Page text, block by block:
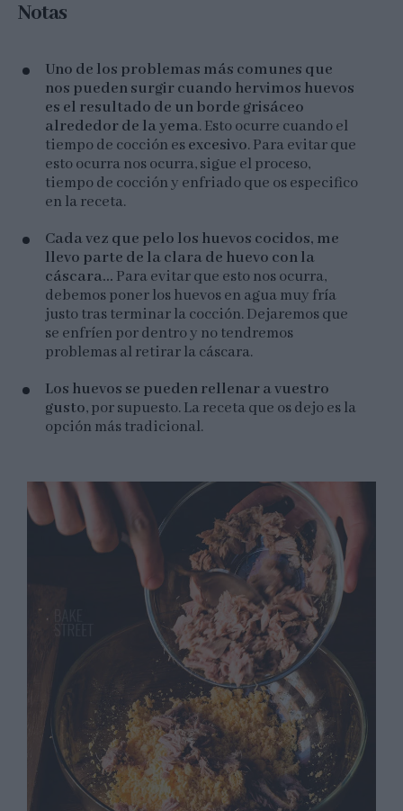
Notas
Uno de los problemas más comunes que
nos pueden surgir cuando hervimos huevos
es el resultado de un borde grisáceo
alrededor de la yema. Esto ocurre cuando el
tiempo de cocción esexcesivo. Para evitar que
esto ocurra nos ocurra, sigue el proceso,
tiempo de cocción y enfriado que os especifico
en la receta.
Cada vez que pelo los huevos cocidos, me
llevo parte de la clara de huevo con la
cáscara... Para evitar que esto nos ocurra,
debemos poner los huevos en agua muy fría
justo tras terminar la cocción. Dejaremos que
se enfríen por dentro y no tendremos
problemas al retirar la cáscara.
Los huevos se pueden rellenar a vuestro
gusto, por supuesto. La receta que os dejo es la
opción más tradicional.